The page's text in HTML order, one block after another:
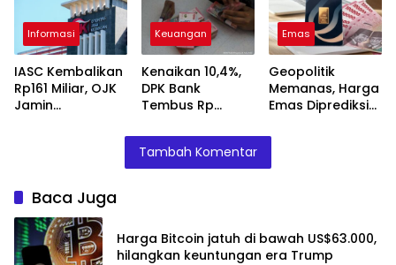
Informasi
IASC Kembalikan
Rp161 Miliar, OJK
Jamin
Keuangan
Kenaikan 10,4%,
DPK Bank
Tembus Rp
pada Desember
2025
Emas
Geopolitik
Memanas, Harga
Emas Diprediksi
Juta Minggu
Tambah Komentar
Baca Juga
Harga Bitcoin jatuh di bawah US$63.000,
hilangkan keuntungan era Trump